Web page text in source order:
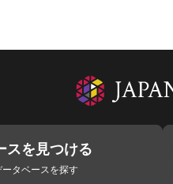
スを見つける
タベースを探す